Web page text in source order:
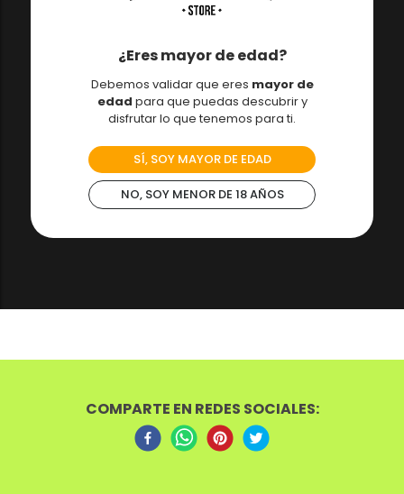
¿Eres mayor de edad?
Debemos validar que eres mayor de
edad para que puedas descubrir y
disfrutar lo que tenemos para ti.
SÍ, SOY MAYOR DE EDAD
NO, SOY MENOR DE 18 AÑOS